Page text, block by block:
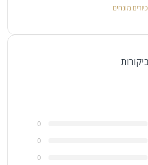
כיורים מונחים
0
0
0